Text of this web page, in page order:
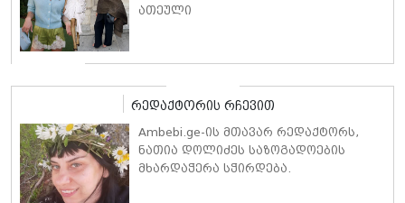
ათეული
რედაქტორის რჩევით
Ambebi.ge-ის მთავარ რედაქტორს,
ნათია დოლიძეს საზოგადოების
მხარდაჭერა სჭირდება.